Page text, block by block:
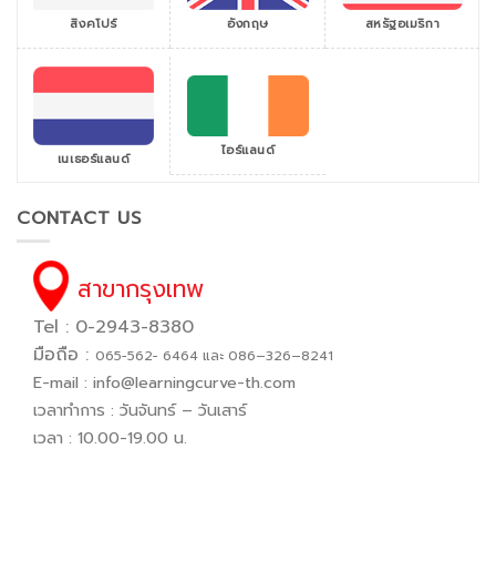
สิงคโปร์ อังกฤษ สหรัฐอเมริกา
เนเธอร์แลนด์ ไอร์แลนด์
CONTACT US
สาขากรุงเทพ
Tel : 0-2943-8380
มือถือ : 065−562− 6464 และ 086–326–8241
E-mail : info@learningcurve-th.com
เวลาทำการ : วันจันทร์ – วันเสาร์
เวลา : 10.00-19.00 น.